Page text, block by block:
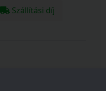
Szállítási díj